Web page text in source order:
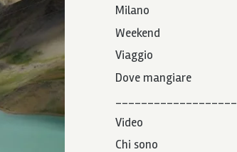
Milano
Weekend
Viaggio
Dove mangiare
___________________
Video
Chi sono